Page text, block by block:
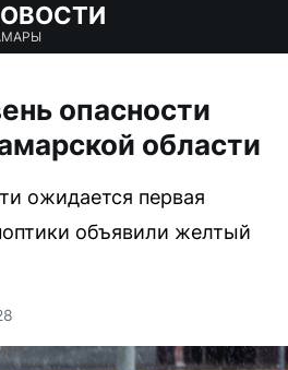
опасности
области
ожидается первая
объявили желтый